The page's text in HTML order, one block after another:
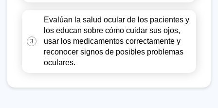
3
Evalúan la salud ocular de los pacientes y
los educan sobre cómo cuidar sus ojos,
usar los medicamentos correctamente y
reconocer signos de posibles problemas
oculares.